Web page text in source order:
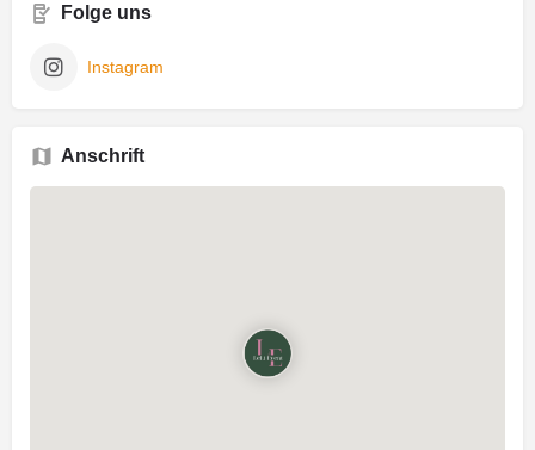
Folge uns
Instagram
Anschrift